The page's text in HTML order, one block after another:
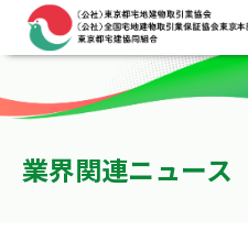
業界関連ニュース